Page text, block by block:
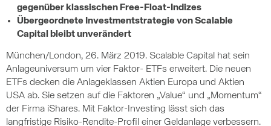
gegenüber klassischen Free-Float-Indizes
Übergeordnete Investmentstrategie von Scalable
Capital bleibt unverändert
München/London, 26. März 2019. Scalable Capital hat sein
Anlageuniversum um vier Faktor- ETFs erweitert. Die neuen
ETFs decken die Anlageklassen Aktien Europa und Aktien
USA ab. Sie setzen auf die Faktoren „Value“ und „Momentum“
der Firma iShares. Mit Faktor-Investing lässt sich das
langfristige Risiko-Rendite-Profil einer Geldanlage verbessern.